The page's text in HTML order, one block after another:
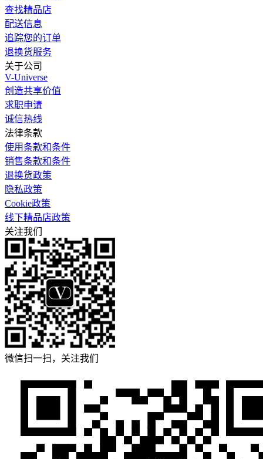
查找精品店
配送信息
追踪您的订单
退换货服务
关于公司
V-Universe
创造共享价值
求职申请
诚信热线
法律条款
使用条款和条件
销售条款和条件
退换货政策
隐私政策
Cookie政策
线下精品店政策
关注我们
微信扫一扫，关注我们